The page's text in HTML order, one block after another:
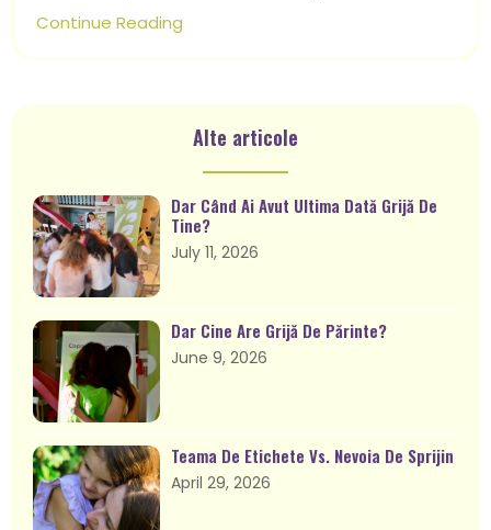
Continue Reading
Alte articole
Dar Când Ai Avut Ultima Dată Grijă De
Tine?
July 11, 2026
Dar Cine Are Grijă De Părinte?
June 9, 2026
Teama De Etichete Vs. Nevoia De Sprijin
April 29, 2026